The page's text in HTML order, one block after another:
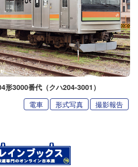
形3000番代（クハ204-3001）
電車 形式写真 撮影報告